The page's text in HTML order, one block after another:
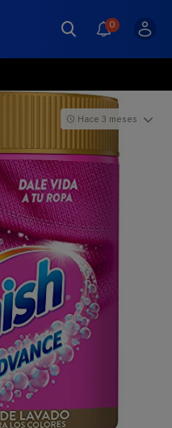
0
Hace 3 meses